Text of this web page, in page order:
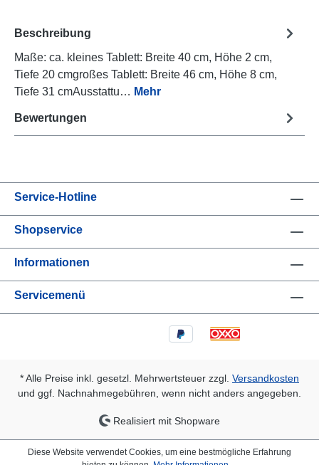
Beschreibung
Maße: ca. kleines Tablett: Breite 40 cm, Höhe 2 cm,
Tiefe 20 cmgroßes Tablett: Breite 46 cm, Höhe 8 cm,
Tiefe 31 cmAusstattu… Mehr
Bewertungen
Service-Hotline
Shopservice
Informationen
Servicemenü
* Alle Preise inkl. gesetzl. Mehrwertsteuer zzgl. Versandkosten
und ggf. Nachnahmegebühren, wenn nicht anders angegeben.
Realisiert mit Shopware
Diese Website verwendet Cookies, um eine bestmögliche Erfahrung